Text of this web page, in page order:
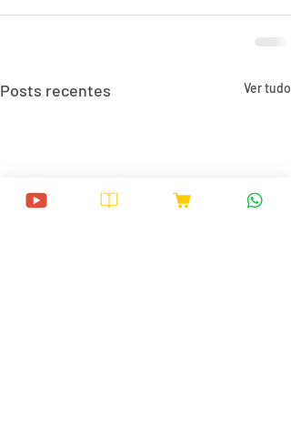
Posts recentes Ver tudo